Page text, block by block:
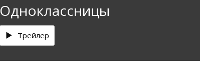
Одноклассницы
Трейлер